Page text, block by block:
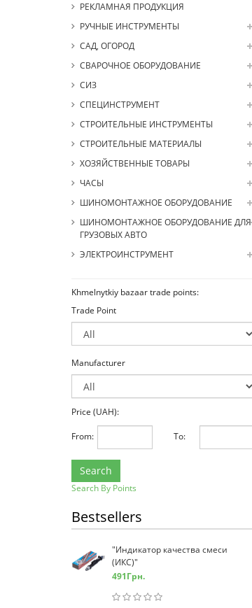
РЕКЛАМНАЯ ПРОДУКЦИЯ
РУЧНЫЕ ИНСТРУМЕНТЫ
САД, ОГОРОД
СВАРОЧНОЕ ОБОРУДОВАНИЕ
СИЗ
СПЕЦИНСТРУМЕНТ
СТРОИТЕЛЬНЫЕ ИНСТРУМЕНТЫ
СТРОИТЕЛЬНЫЕ МАТЕРИАЛЫ
ХОЗЯЙСТВЕННЫЕ ТОВАРЫ
ЧАСЫ
ШИНОМОНТАЖНОЕ ОБОРУДОВАНИЕ
ШИНОМОНТАЖНОЕ ОБОРУДОВАНИЕ ДЛЯ
ГРУЗОВЫХ АВТО
ЭЛЕКТРОИНСТРУМЕНТ
Khmelnytkiy bazaar trade points:
Trade Point
Manufacturer
Price (UAH):
From: To:
Search
Search By Points
Bestsellers
"Индикатор качества смеси
(ИКС)"
491Грн.